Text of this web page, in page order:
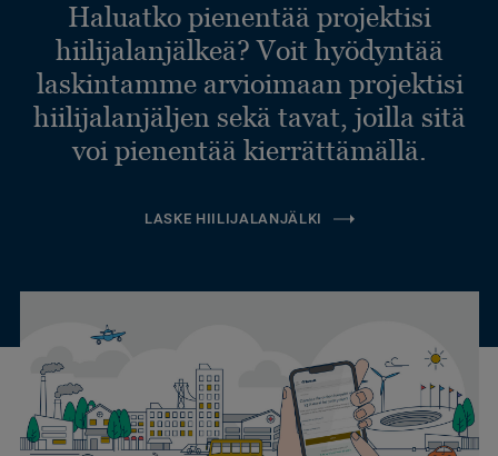
Haluatko pienentää projektisi
hiilijalanjälkeä? Voit hyödyntää
laskintamme arvioimaan projektisi
hiilijalanjäljen sekä tavat, joilla sitä
voi pienentää kierrättämällä.
LASKE HIILIJALANJÄLKI